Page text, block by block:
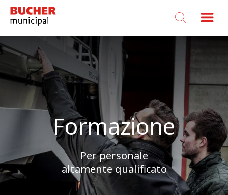
Bucher
Municipal
Formazione
Per personale
altamente qualificato